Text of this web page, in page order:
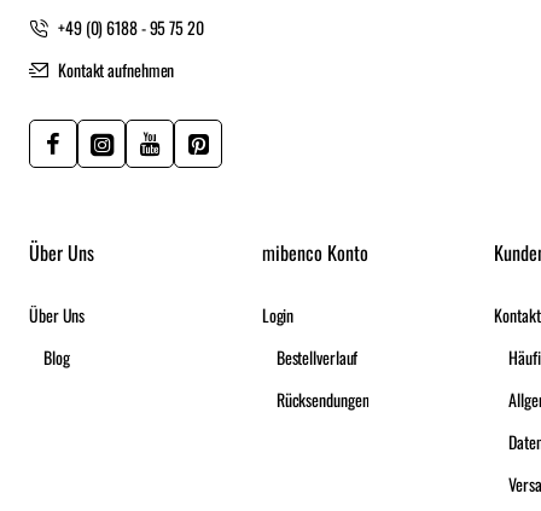
+49 (0) 6188 - 95 75 20
Kontakt aufnehmen
Über Uns
Über Uns
Blog
mibenco Konto
Login
Bestellverlauf
Rücksendungen
Kontakt